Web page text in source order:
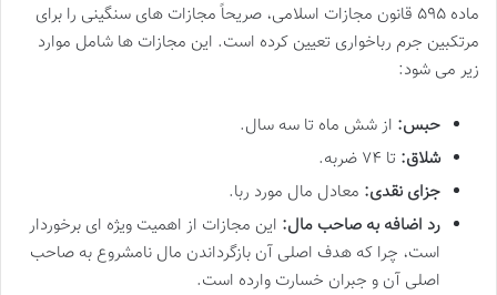
ماده ۵۹۵ قانون مجازات اسلامی، صریحاً مجازات های سنگینی را برای
مرتکبین جرم رباخواری تعیین کرده است. این مجازات ها شامل موارد
زیر می شود:
حبس: از شش ماه تا سه سال.
شلاق: تا ۷۴ ضربه.
جزای نقدی: معادل مال مورد ربا.
رد اضافه به صاحب مال: این مجازات از اهمیت ویژه ای برخوردار
است، چرا که هدف اصلی آن بازگرداندن مال نامشروع به صاحب
اصلی آن و جبران خسارت وارده است.